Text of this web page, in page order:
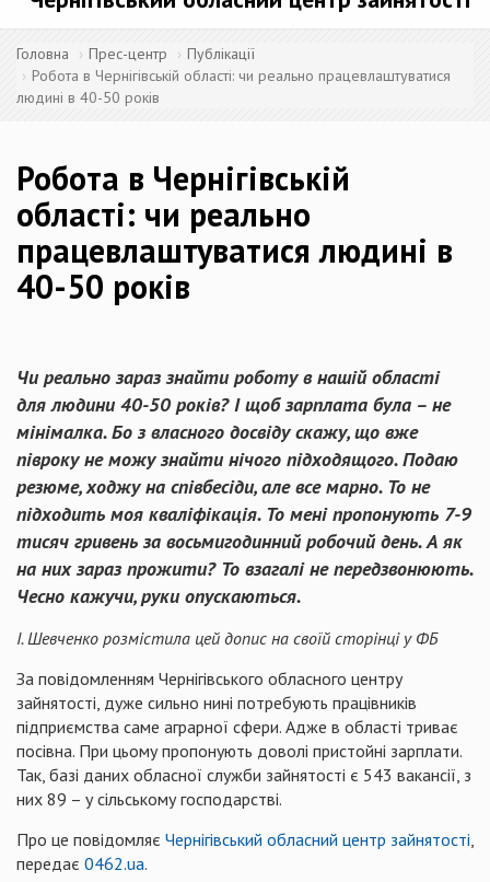
Головна Прес-центр
Публікації
Робота в Чернігівській області: чи реально працевлаштуватися
людині в 40-50 років
Робота в Чернігівській
області: чи реально
працевлаштуватися людині в
40-50 років
Чи реально зараз знайти роботу в нашій області
для людини 40-50 років? І щоб зарплата була – не
мінімалка. Бо з власного досвіду скажу, що вже
півроку не можу знайти нічого підходящого. Подаю
резюме, ходжу на співбесіди, але все марно. То не
підходить моя кваліфікація. То мені пропонують 7-9
тисяч гривень за восьмигодинний робочий день. А як
на них зараз прожити? То взагалі не передзвонюють.
Чесно кажучи, руки опускаються.
І. Шевченко розмістила цей допис на своїй сторінці у ФБ
За повідомленням Чернігівського обласного центру
зайнятості, дуже сильно нині потребують працівників
підприємства саме аграрної сфери. Адже в області триває
посівна. При цьому пропонують доволі пристойні зарплати.
Так, базі даних обласної служби зайнятості є 543 вакансії, з
них 89 – у сільському господарстві.
Про це повідомляє Чернігівський обласний центр зайнятості,
передає 0462.ua.